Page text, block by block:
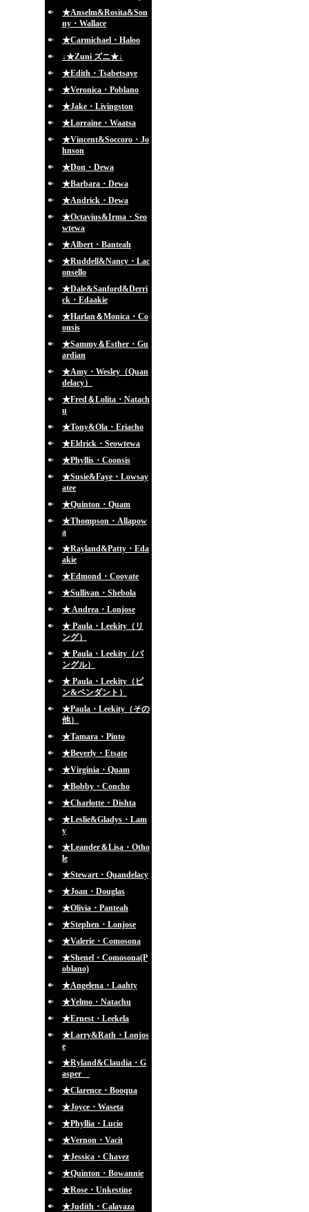
★Anselm&Rosita&Son
ny・Wallace
★Carmichael・Haloo
↓★Zuni ズニ★↓
★Edith・Tsabetsaye
★Veronica・Poblano
★Jake・Livingston
★Lorraine・Waatsa
★Vincent&Soccoro・Jo
hnson
★Don・Dewa
★Barbara・Dewa
★Andrick・Dewa
★Octavius&Irma・Seo
wtewa
★Albert・Banteah
★Ruddell&Nancy・Lac
onsello
★Dale&Sanford&Derri
ck・Edaakie
★Harlan＆Monica・Co
onsis
★Sammy＆Esther・Gu
ardian
★Amy・Wesley（Quan
delacy）
★Fred＆Lolita・Natach
u
★Tony&Ola・Eriacho
★Eldrick・Seowtewa
★Phyllis・Coonsis
★Susie&Faye・Lowsay
atee
★Quinton・Quam
★Thompson・Allapow
a
★Rayland&Patty・Eda
akie
★Edmond・Cooyate
★Sullivan・Shebola
★ Andrea・Lonjose
★ Paula・Leekity（リ
ング）
★ Paula・Leekity（バ
ングル）
★ Paula・Leekity（ピ
ン&ペンダント）
★Paula・Leekity（その
他）
★Tamara・Pinto
★Beverly・Etsate
★Virginia・Quam
★Bobby・Concho
★Charlotte・Dishta
★Leslie&Gladys・Lam
y
★Leander＆Lisa・Otho
le
★Stewart・Quandelacy
★Joan・Douglas
★Olivia・Panteah
★Stephen・Lonjose
★Valerie・Comosona
★Shenel・Comosona(P
oblano)
★Angelena・Laahty
★Yelmo・Natachu
★Ernest・Leekela
★Larry&Rath・Lonjos
e
★Ryland&Claudia・G
asper
★Clarence・Booqua
★Joyce・Waseta
★Phyllia・Lucio
★Vernon・Vacit
★Jessica・Chavez
★Quinton・Bowannie
★Rose・Unkestine
★Judith・Calavaza